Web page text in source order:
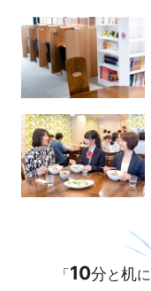
「10分と机に